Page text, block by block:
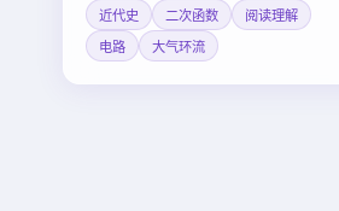
近代史
二次函数
阅读理解
电路
大气环流